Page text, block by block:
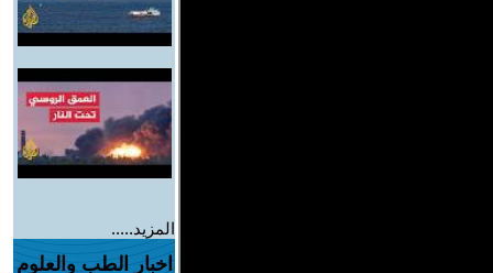
المزيد.....
اخبار الطب والعلوم